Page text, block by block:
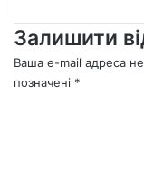
Залишити
Ваша e-mail адреса
позначені *